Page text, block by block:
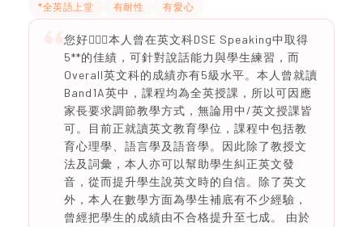
*全英語上堂 有耐性 有愛心
您好🙋🏻‍♀️本人曾在英文科DSE Speaking中取得
5**的佳績，可針對說話能力與學生練習，而
Overall英文科的成績亦有5級水平。本人曾就讀
Band1A英中，課程均為全英授課，所以可因應
家長要求調節教學方式，無論用中/英文授課皆
可。目前正就讀英文教育學位，課程中包括教
育心理學、語言學及語音學。因此除了教授文
法及詞彙，本人亦可以幫助學生糾正英文發
音，從而提升學生說英文時的自信。除了英文
外，本人在數學方面為學生補底有不少經驗，
曾經把學生的成績由不合格提升至七成。 由於